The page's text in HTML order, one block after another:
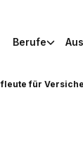
Berufe
für